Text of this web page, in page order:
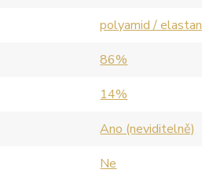
polyamid / elastan
86%
14%
Ano (neviditelně)
Ne